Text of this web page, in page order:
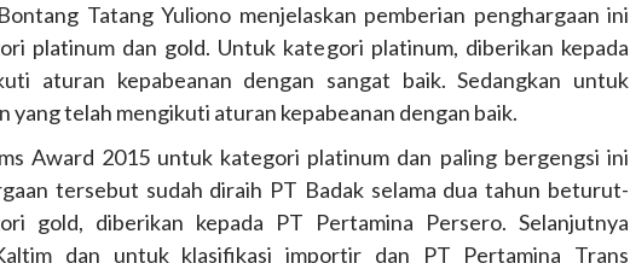
Tatang Yuliono menjelaskan pemberian penghargaan ini
platinum dan gold. Untuk kategori platinum, diberikan kepada
aturan kepabeanan dengan sangat baik. Sedangkan untuk
yang telah mengikuti aturan kepabeanan dengan baik.
Award 2015 untuk kategori platinum dan paling bergengsi ini
tersebut sudah diraih PT Badak selama dua tahun beturut-
gold, diberikan kepada PT Pertamina Persero. Selanjutnya
dan untuk klasifikasi importir dan PT Pertamina Trans